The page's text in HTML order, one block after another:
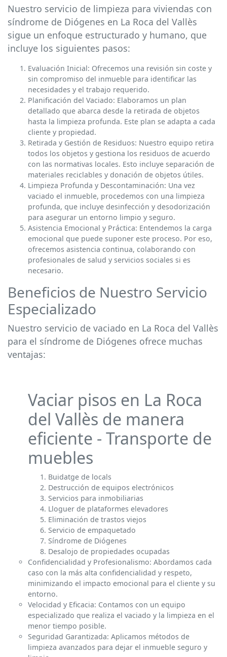
Nuestro servicio de limpieza para viviendas con
síndrome de Diógenes en La Roca del Vallès
sigue un enfoque estructurado y humano, que
incluye los siguientes pasos:
Evaluación Inicial: Ofrecemos una revisión sin coste y
sin compromiso del inmueble para identificar las
necesidades y el trabajo requerido.
Planificación del Vaciado: Elaboramos un plan
detallado que abarca desde la retirada de objetos
hasta la limpieza profunda. Este plan se adapta a cada
cliente y propiedad.
Retirada y Gestión de Residuos: Nuestro equipo retira
todos los objetos y gestiona los residuos de acuerdo
con las normativas locales. Esto incluye separación de
materiales reciclables y donación de objetos útiles.
Limpieza Profunda y Descontaminación: Una vez
vaciado el inmueble, procedemos con una limpieza
profunda, que incluye desinfección y desodorización
para asegurar un entorno limpio y seguro.
Asistencia Emocional y Práctica: Entendemos la carga
emocional que puede suponer este proceso. Por eso,
ofrecemos asistencia continua, colaborando con
profesionales de salud y servicios sociales si es
necesario.
Beneficios de Nuestro Servicio
Especializado
Nuestro servicio de vaciado en La Roca del Vallès
para el síndrome de Diógenes ofrece muchas
ventajas:
Vaciar pisos en La Roca
del Vallès de manera
eficiente - Transporte de
muebles
Buidatge de locals
Destrucción de equipos electrónicos
Servicios para inmobiliarias
Lloguer de plataformes elevadores
Eliminación de trastos viejos
Servicio de empaquetado
Síndrome de Diógenes
Desalojo de propiedades ocupadas
Confidencialidad y Profesionalismo: Abordamos cada
caso con la más alta confidencialidad y respeto,
minimizando el impacto emocional para el cliente y su
entorno.
Velocidad y Eficacia: Contamos con un equipo
especializado que realiza el vaciado y la limpieza en el
menor tiempo posible.
Seguridad Garantizada: Aplicamos métodos de
limpieza avanzados para dejar el inmueble seguro y